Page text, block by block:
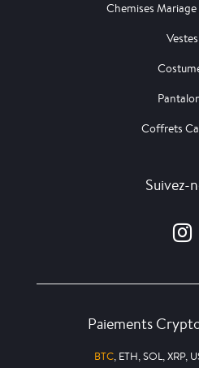
Chemises
Vestes
Coffrets
Suivez-
Paiements
BTC, ETH, SOL, XRP,